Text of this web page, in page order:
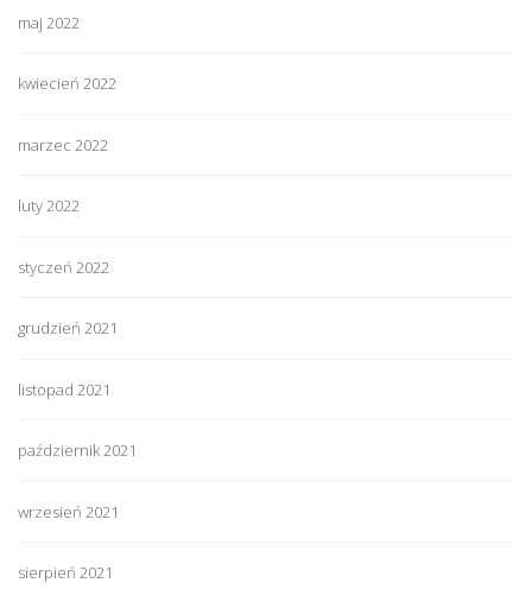
maj 2022
kwiecień 2022
marzec 2022
luty 2022
styczeń 2022
grudzień 2021
listopad 2021
październik 2021
wrzesień 2021
sierpień 2021